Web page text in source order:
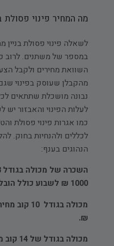
מה המחיר פינוי פסולת
לשאלה פינוי פסולת בניין
במספר של משתנים. לרוב
השוואת מחירים ולקבל
מהקבלן שעוסק בפינוי שגם
נבונה מושכלת שתתאים לכל
לעלות הפינוי והאבזור יש
כמו אגרות פינוי פסולת
לכללים ולהנחיות בחוק.
הנהוגים בענף:
1000 ₪ לשבוע כולל הובלה ופינוי.
₪.
מכולה